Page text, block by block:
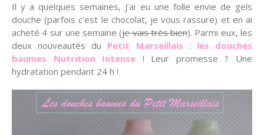
Il y a quelques semaines, j’ai eu une folle envie de gels
douche (parfois c’est le chocolat, je vous rassure) et en ai
acheté 4 sur une semaine (je vais très bien). Parmi eux, les
deux nouveautés du Petit Marseillais : les douches
baumes Nutrition Intense ! Leur promesse ? Une
hydratation pendant 24 h !